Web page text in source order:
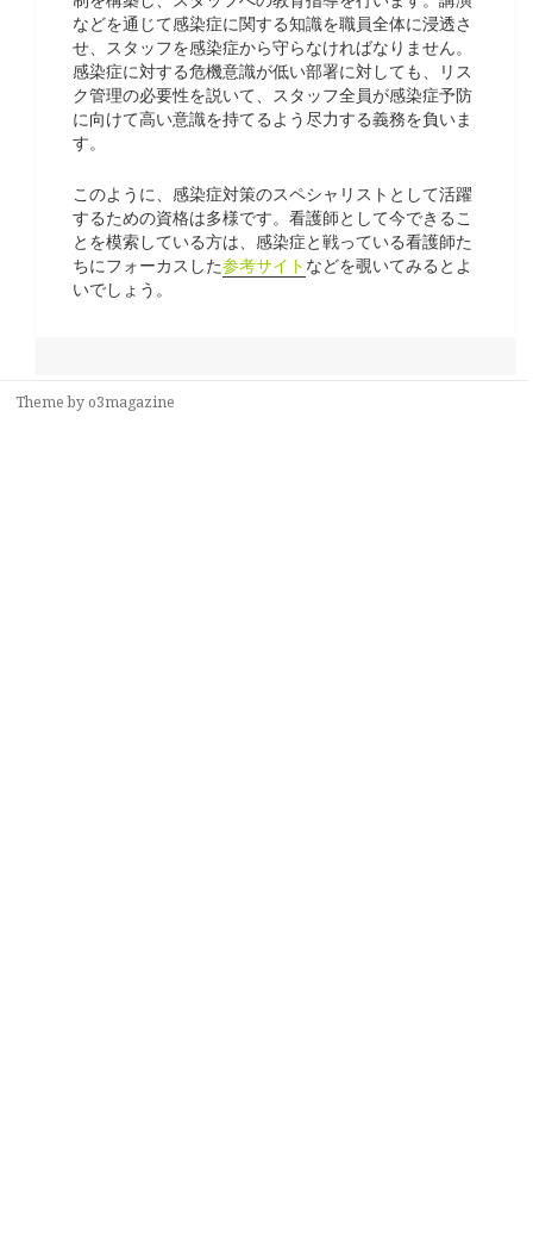
などを通じて感染症に関する知識を職員全体に浸透さ
せ、スタッフを感染症から守らなければなりません。
感染症に対する危機意識が低い部署に対しても、リス
ク管理の必要性を説いて、スタッフ全員が感染症予防
に向けて高い意識を持てるよう尽力する義務を負いま
す。
このように、感染症対策のスペシャリストとして活躍
するための資格は多様です。看護師として今できるこ
とを模索している方は、感染症と戦っている看護師た
ちにフォーカスした参考サイト などを覗いてみるとよ
いでしょう。
Theme by o3magazine